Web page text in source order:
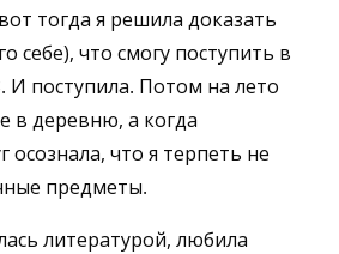
тогда я решила доказать
себе), что смогу поступить в
И поступила. Потом на лето
в деревню, а когда
осознала, что я терпеть не
предметы.
литературой, любила